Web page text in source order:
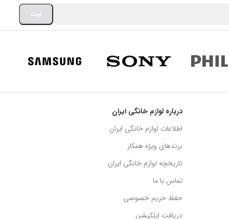
درباره لوازم خانگی ایران
اطلاعات لوازم خانگی ایران
برندهای ویژه همکار
تاریخچه لوازم خانگی ایران
تماس با ما
حفظ حریم خصوصی
دریافت اپلکیشن